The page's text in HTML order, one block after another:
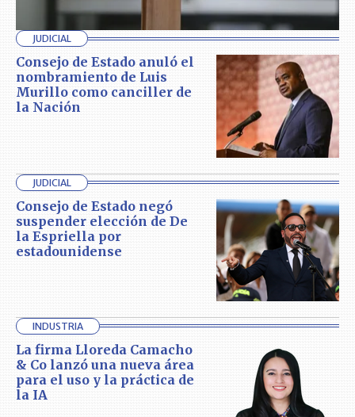
JUDICIAL
Consejo de Estado anuló el
nombramiento de Luis
Murillo como canciller de
la Nación
JUDICIAL
Consejo de Estado negó
suspender elección de De
la Espriella por
estadounidense
INDUSTRIA
La firma Lloreda Camacho
& Co lanzó una nueva área
para el uso y la práctica de
la IA